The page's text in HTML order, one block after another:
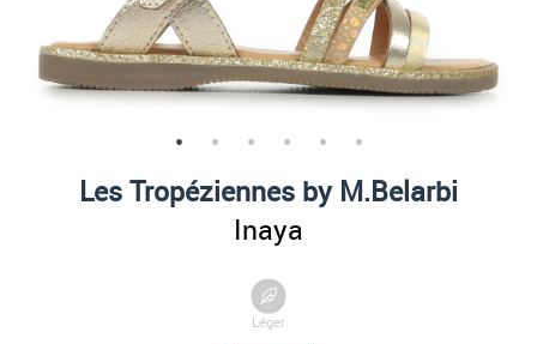
Les Tropéziennes by M.Belarbi
Inaya
Léger